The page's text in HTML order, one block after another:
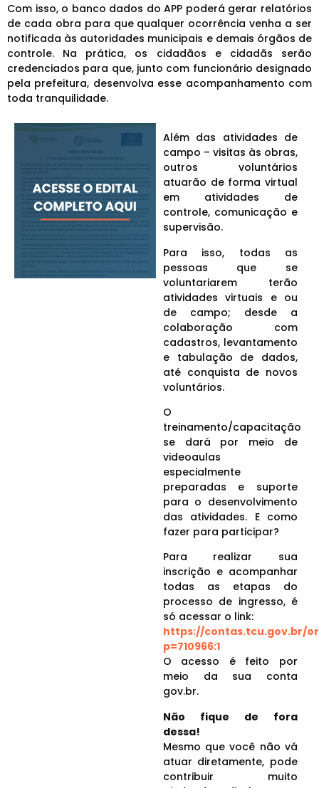
Com isso, o banco dados do APP poderá gerar relatórios
de cada obra para que qualquer ocorrência venha a ser
notificada às autoridades municipais e demais órgãos de
controle. Na prática, os cidadãos e cidadãs serão
credenciados para que, junto com funcionário designado
pela prefeitura, desenvolva esse acompanhamento com
toda tranquilidade.
Além das atividades de
campo – visitas às obras,
outros voluntários
atuarão de forma virtual
em atividades de
controle, comunicação e
supervisão.
Para isso, todas as
pessoas que se
voluntariarem terão
atividades virtuais e ou
de campo; desde a
colaboração com
cadastros, levantamento
e tabulação de dados,
até conquista de novos
voluntários.
O
treinamento/capacitação
se dará por meio de
videoaulas
especialmente
preparadas e suporte
para o desenvolvimento
das atividades. E como
fazer para participar?
Para realizar sua
inscrição e acompanhar
todas as etapas do
processo de ingresso, é
só acessar o link:
https://contas.tcu.gov.br/
p=710966:1
O acesso é feito por
meio da sua conta
gov.br.
Não fique de fora
dessa!
Mesmo que você não vá
atuar diretamente, pode
contribuir muito